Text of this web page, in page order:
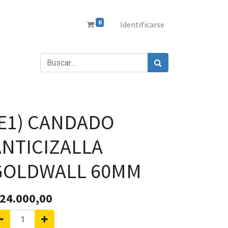
0 Identificarse
CANDADO
60MM
24.000,00